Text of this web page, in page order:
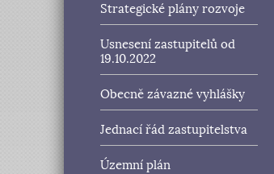
Strategické plány rozvoje
Usnesení zastupitelů od
19.10.2022
Obecně závazné vyhlášky
Jednací řád zastupitelstva
Územní plán